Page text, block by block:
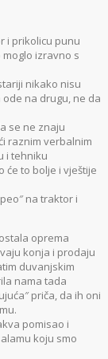
i prikolicu punu
izravno s
nikako nisu
na drugu, ne da
se ne znaju
raznim verbalnim
i tehniku
će to bolje i vještije
na traktor i
oprema
konja i prodaju
duvanjskim
nama tada
priča, da ih oni
pomisao i
koju smo